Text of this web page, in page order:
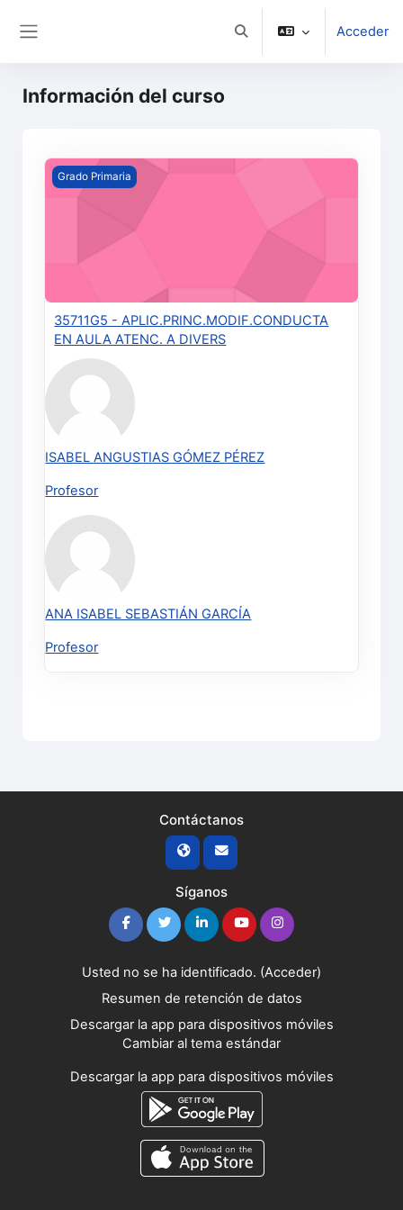
Selector de búsqueda de
Acceder
Información del curso
35711G5 - APLIC.PRINC.MODIF.CONDUCTA EN AULA
Grado Primaria
35711G5 - APLIC.PRINC.MODIF.CONDUCTA
EN AULA ATENC. A DIVERS
ISABEL ANGUSTIAS GÓMEZ PÉREZ
Profesor
ANA ISABEL SEBASTIÁN GARCÍA
Profesor
Contáctanos
Síganos
Usted no se ha identificado. (Acceder)
Resumen de retención de datos
Descargar la app para dispositivos móviles
Cambiar al tema estándar
Descargar la app para dispositivos móviles